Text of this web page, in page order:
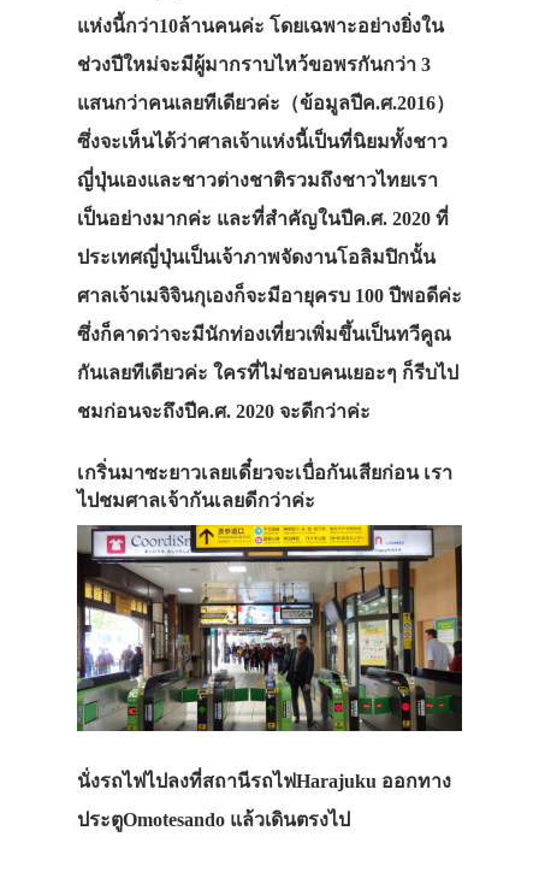
แห่งนี้กว่า10ล้านคนค่ะ โดยเฉพาะอย่างยิ่งใน
ช่วงปีใหม่จะมีผู้มากราบไหว้ขอพรกันกว่า 3
แสนกว่าคนเลยทีเดียวค่ะ（ข้อมูลปีค.ศ.2016）
ซึ่งจะเห็นได้ว่าศาลเจ้าแห่งนี้เป็นที่นิยมทั้งชาว
ญี่ปุ่นเองและชาวต่างชาติรวมถึงชาวไทยเรา
เป็นอย่างมากค่ะ และที่สำคัญในปีค.ศ. 2020 ที่
ประเทศญี่ปุ่นเป็นเจ้าภาพจัดงานโอลิมปิกนั้น
ศาลเจ้าเมจิจินกุเองก็จะมีอายุครบ 100 ปีพอดีค่ะ
ซึ่งก็คาดว่าจะมีนักท่องเที่ยวเพิ่มขึ้นเป็นทวีคูณ
กันเลยทีเดียวค่ะ ใครที่ไม่ชอบคนเยอะๆ ก็รีบไป
ชมก่อนจะถึงปีค.ศ. 2020 จะดีกว่าค่ะ
เกริ่นมาซะยาวเลยเดี๋ยวจะเบื่อกันเสียก่อน เรา
ไปชมศาลเจ้ากันเลยดีกว่าค่ะ
นั่งรถไฟไปลงที่สถานีรถไฟHarajuku ออกทาง
ประตูOmotesando แล้วเดินตรงไป